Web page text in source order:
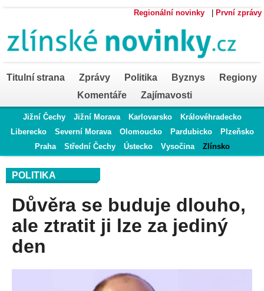
Regionální novinky První zprávy
Titulní strana Zprávy Politika Byznys
Regiony
Komentáře
Zajímavosti
Jižní Čechy Jižní Morava Karlovarsko
Královéhradecko
Liberecko
Severní Morava Olomoucko Pardubicko
Plzeňsko
Praha
Střední Čechy Ústecko Vysočina Zlínsko
POLITIKA
Důvěra se buduje dlouho,
ale ztratit ji lze za jediný
den